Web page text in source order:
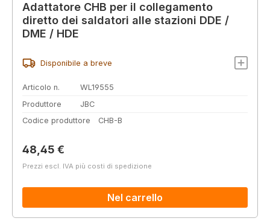
Adattatore CHB per il collegamento
diretto dei saldatori alle stazioni DDE /
DME / HDE
Disponibile a breve
Articolo n.
WL19555
Produttore
JBC
Codice produttore
CHB-B
Prezzo normale:
48,45 €
Prezzi escl. IVA più costi di spedizione
Nel carrello